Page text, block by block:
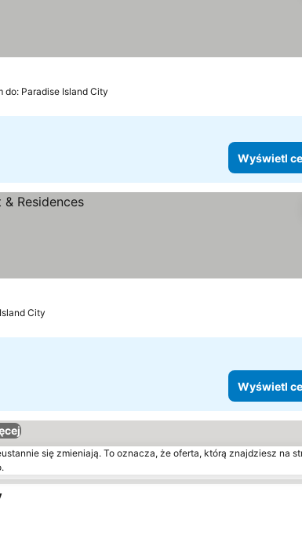
do: Paradise Island City
Wyświetl
City
Wyświetl
się zmieniają. To oznacza, że oferta, którą znajdziesz na